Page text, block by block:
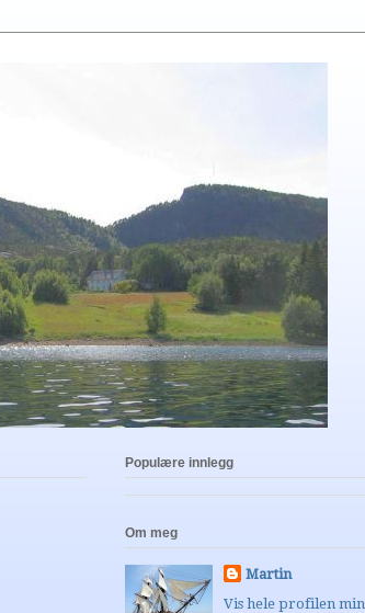
Populære innlegg
Om meg
Martin
Vis hele profilen min